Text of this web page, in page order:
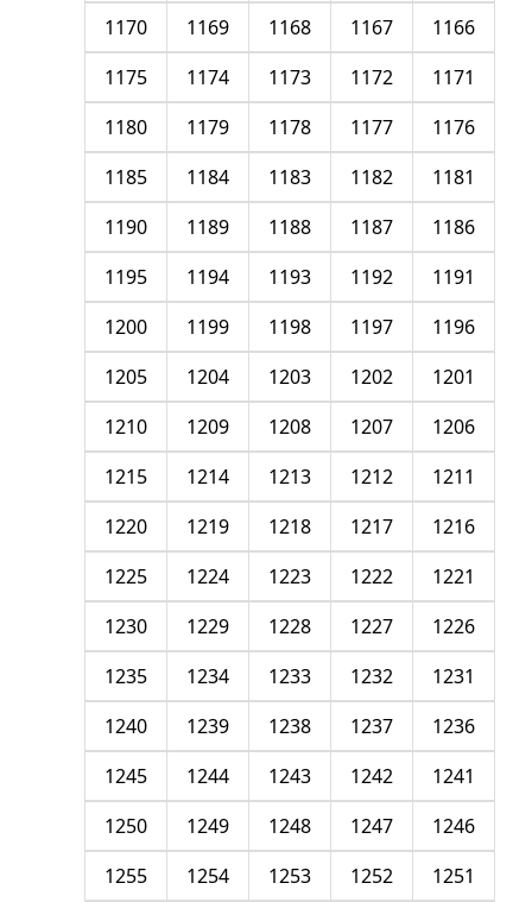
1166
1167
1168
1169
1170
1171
1172
1173
1174
1175
1176
1177
1178
1179
1180
1181
1182
1183
1184
1185
1186
1187
1188
1189
1190
1191
1192
1193
1194
1195
1196
1197
1198
1199
1200
1201
1202
1203
1204
1205
1206
1207
1208
1209
1210
1211
1212
1213
1214
1215
1216
1217
1218
1219
1220
1221
1222
1223
1224
1225
1226
1227
1228
1229
1230
1231
1232
1233
1234
1235
1236
1237
1238
1239
1240
1241
1242
1243
1244
1245
1246
1247
1248
1249
1250
1251
1252
1253
1254
1255